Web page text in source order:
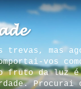
trevas, mas
vos
fruto da luz é
Procurai